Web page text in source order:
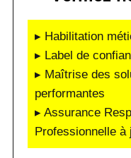
▸ Habilitation
▸ Label de
▸ Maîtrise des
performantes
▸ Assurance
Professionnelle à